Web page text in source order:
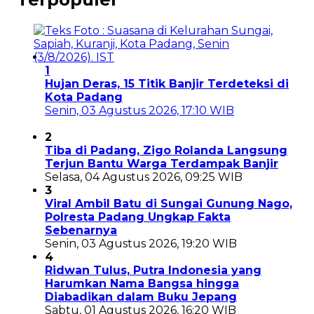
1
Hujan Deras, 15 Titik Banjir Terdeteksi di
Kota Padang
Senin, 03 Agustus 2026, 17:10 WIB
2
Tiba di Padang, Zigo Rolanda Langsung
Terjun Bantu Warga Terdampak Banjir
Selasa, 04 Agustus 2026, 09:25 WIB
3
Viral Ambil Batu di Sungai Gunung Nago,
Polresta Padang Ungkap Fakta
Sebenarnya
Senin, 03 Agustus 2026, 19:20 WIB
4
Ridwan Tulus, Putra Indonesia yang
Harumkan Nama Bangsa hingga
Diabadikan dalam Buku Jepang
Sabtu, 01 Agustus 2026, 16:20 WIB